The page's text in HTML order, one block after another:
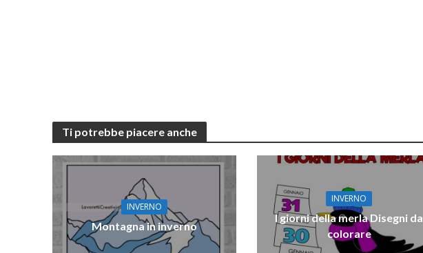
Ti potrebbe piacere anche
INVERNO
Montagna in inverno
INVERNO
I giorni della merla Disegni da
colorare